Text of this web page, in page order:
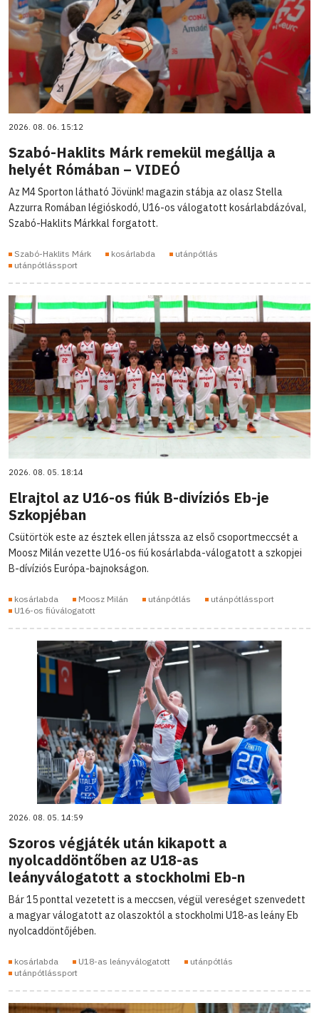
2026. 08. 06. 15:12
Szabó-Haklits Márk remekül megállja a
helyét Rómában – VIDEÓ
Az M4 Sporton látható Jövünk! magazin stábja az olasz Stella
Azzurra Romában légióskodó, U16-os válogatott kosárlabdázóval,
Szabó-Haklits Márkkal forgatott.
Szabó-Haklits Márk kosárlabda
utánpótlás
utánpótlássport
2026. 08. 05. 18:14
Elrajtol az U16-os fiúk B-divíziós Eb-je
Szkopjéban
Csütörtök este az észtek ellen játssza az első csoportmeccsét a
Moosz Milán vezette U16-os fiú kosárlabda-válogatott a szkopjei
B-dívíziós Európa-bajnokságon.
kosárlabda Moosz Milán utánpótlás
utánpótlássport
U16-os fiúválogatott
2026. 08. 05. 14:59
Szoros végjáték után kikapott a
nyolcaddöntőben az U18-as
leányválogatott a stockholmi Eb-n
Bár 15 ponttal vezetett is a meccsen, végül vereséget szenvedett
a magyar válogatott az olaszoktól a stockholmi U18-as leány Eb
nyolcaddöntőjében.
kosárlabda U18-as leányválogatott
utánpótlás
utánpótlássport